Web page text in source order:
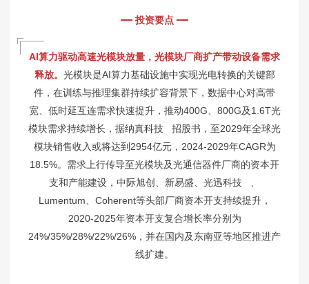
投资要点
AI算力驱动高速光模块放量，光模块厂商扩产带动设备需求
释放。 光模块是AI算力基础设施中实现光电转换的关键部
件，在训练与推理集群持续扩容背景下，数据中心对高带
宽、低时延互连需求快速提升，推动400G、800G及1.6T光
模块需求持续增长，据纳真科技
招股书，至2029年全球光
模块销售收入或将达到2954亿元，2024-2029年CAGR为
18.5%。需求上行传导至光模块及光通信器件厂商的资本开
支和产能建设，中际旭创、新易盛、 光迅科技
、
Lumentum、Coherent等头部厂商资本开支持续提升，
2020-2025年资本开支复合增长率分别为
24%/35%/28%/22%/26%，并在国内及东南亚等地区推进产
线扩建。